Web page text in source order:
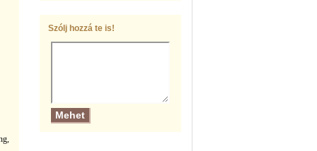
Szólj hozzá te is!